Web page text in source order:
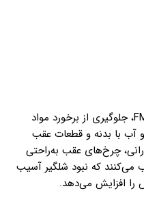
مهم‌ترین وظیفه شلگیر عقب FMC SX5، جلوگیری از برخورد مواد
با بدنه و قطعات عقب
چرخ‌های عقب به‌راحتی
می‌کنند که نبود شلگیر آسیب‌
افزایش می‌دهد.